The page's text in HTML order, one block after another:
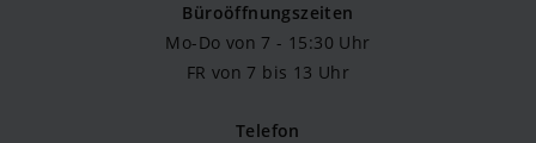
Büroöffnungszeiten
Mo-Do von 7 - 15:30 Uhr
FR von 7 bis 13 Uhr
Telefon